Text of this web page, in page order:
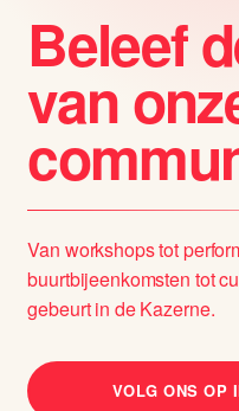
Beleef
van
Van workshops tot
buurtbijeenkomsten tot
gebeurt in de Kazerne.
VOLG ONS OP